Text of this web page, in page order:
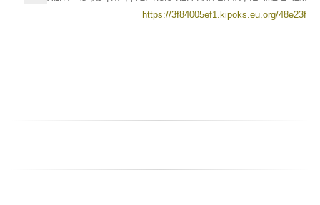
https://3f84005ef1.kipoks.eu.org/48e23f